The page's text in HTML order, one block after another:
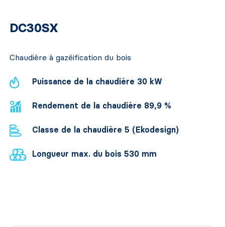
DC30SX
Chaudière à gazéification du bois
Puissance de la chaudière 30 kW
Rendement de la chaudière 89,9 %
Classe de la chaudière 5 (Ekodesign)
Longueur max. du bois 530 mm